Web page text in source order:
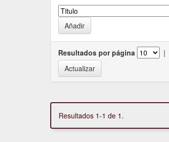
Resultados por página |
Resultados 1-1 de 1.